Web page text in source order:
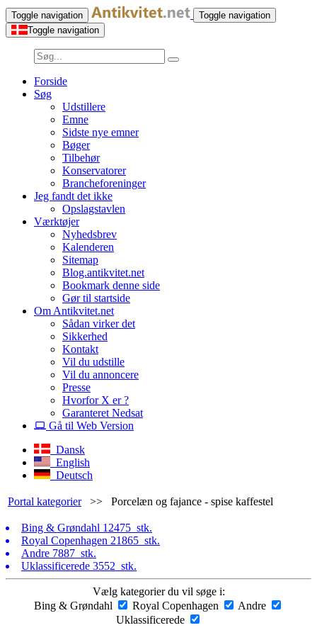
Toggle navigation
Toggle navigation
Toggle navigation
Forside
Søg
Udstillere
Emne
Sidste nye emner
Bøger
Tilbehør
Konservatorer
Brancheforeninger
Jeg fandt det ikke
Opslagstavlen
Værktøjer
Nyhedsbrev
Kalenderen
Sitemap
Blog.antikvitet.net
Bookmark denne side
Gør til startside
Om Antikvitet.net
Sådan virker det
Sikkerhed
Kontakt
Vil du udstille
Vil du annoncere
Presse
Hvorfor X er ?
Garanteret Nedsat
Gå til Web Version
Dansk
English
Deutsch
Portal kategorier >> Porcelæn og fajance - spise kaffestel
Bing & Grøndahl 12475 stk.
Royal Copenhagen 21865 stk.
Andre 7887 stk.
Uklassificerede 3552 stk.
Vælg kategorier du vil søge i:
Bing & Grøndahl
Royal Copenhagen
Andre
Uklassificerede